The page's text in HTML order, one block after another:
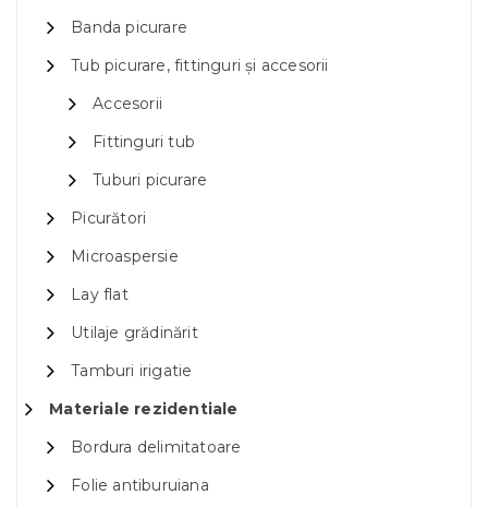
Banda picurare
Tub picurare, fittinguri și accesorii
Accesorii
Fittinguri tub
Tuburi picurare
Picurători
Microaspersie
Lay flat
Utilaje grădinărit
Tamburi irigatie
Materiale rezidentiale
Bordura delimitatoare
Folie antiburuiana